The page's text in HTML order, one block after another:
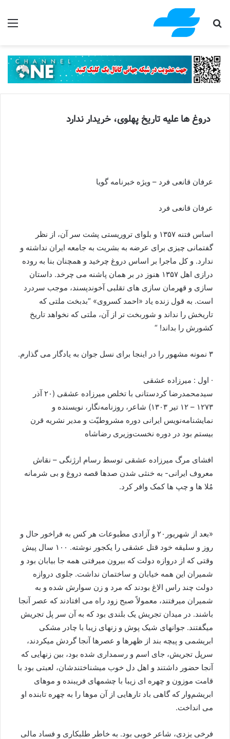
جستجو برای
دروغ ها علیه تاریخ پهلوی، خریدار ندارد
عرفان قانعی فرد – ویژه خبرنامه گویا
عرفان قانعی فرد
اساس فتنه ۱۳۵۷ و بلوای تروریستی پشت سر آن، از نظر
گفتمانی چیزی برای عرضه به بشریت به جامعه ایران نداشته و
ندارد. و کل ماجرا بر اساس دروغ چرخید و همچنان بنا به روده
درازی اهل ۱۳۵۷ هنوز در بر همان پاشنه می چرخد. داستان
سازی و قهرمان سازی های تقلبی آخوندپسند، موجب سردرد
است. به قول زنده یاد «احمد کسروی» “بدبخت ملتی که
تاریخش را نداند و شوربخت تر از آن، ملتی که نخواهد تاریخ
کشورش را بداند! “
۳ نمونه مشهور را در اینجا برای نسل جوان به یادگار می گذارم.
· اول : میرزاده عشقی
سیدمحمدرضا کردستانی با تخلص میرزاده عشقی (۲۰ آذر
۱۲۷۳ – ۱۲ تیر ۱۳۰۳) شاعر، روزنامه‌نگار، نویسنده و
نمایشنامه‌نویس ایرانی دوره مشروطیّت و مدیر نشریه قرن
بیستم بود در دوره نخست‌وزیری رضاشاه
‏افشای مرگ میرزاده عشقی توسط رسام ارژنگی – نقاش
معروف ایرانی- به خنثی شدن صدها قصه دروغ و بی شرمانه
مُلا ها و چپ ها کمک وافر کرد.
«بعد از شهریور۲۰ و آزادی مطبوعات هر کس به فراخور حال و
روز و سلیقه خود قتل عشقی را یکجور نوشته. ۱۰۰ سال پیش
وقتی که از دروازه دولت که بیرون میرفتی همه جا بیابان بود و
شمیران این همه خیابان و ساختمان نداشت. جلوی دروازه
دولت چند راس الاغ بودند که مرد و زن سوارش شده و به
شمیران میرفتند، معمولاً صبح زود راه می افتادند که عصر آنجا
باشند. در میدان تجریش یک بلندی بود که به آن سر پل تجریش
میگفتند. جوانهای شیک پوش و زنهای زیبا با چادر مشکی
ابریشمی و پیچه بند از ظهرها و عصرها آنجا گردش میکردند،
سرپل تجریش، جای اسم و رسمداری شده بود، بین زنهایی که
آنجا حضور داشتند و اهل دل خوب میشناختندشان، لعبتی بود با
قامت موزون و چهره ای زیبا با چشمهای فریبنده و موهای
ابریشم‌وار که گاهی باد تارهایی از آن موها را به چهره تابنده او
می انداخت.
فرخی یزدی، شاعر خوبی بود. به خاطر طلبکاری و فساد مالی